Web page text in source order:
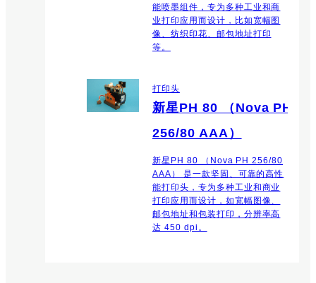
能喷墨组件，专为多种工业和商
业打印应用而设计，比如宽幅图
像、纺织印花、邮包地址打印
等。
打印头
新星PH 80 （Nova PH
256/80 AAA）
新星PH 80 （Nova PH 256/80
AAA） 是一款坚固、可靠的高性
能打印头，专为多种工业和商业
打印应用而设计，如宽幅图像、
邮包地址和包装打印，分辨率高
达 450 dpi。